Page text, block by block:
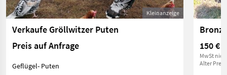
Kleinanzeige
Verkaufe Gröllwitzer Puten
Preis auf Anfrage
Geflügel- Puten
150 €
MwSt
Alter Preis